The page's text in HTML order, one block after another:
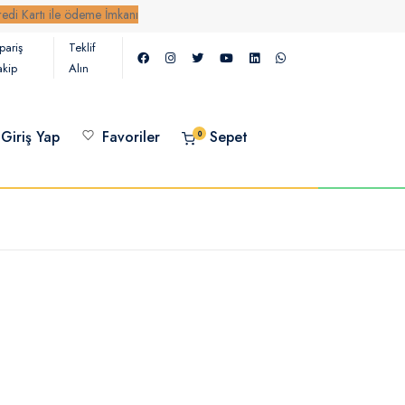
ile ödeme İmkanı
Teklif
Alın
Giriş Yap Favoriler 0 Sepet